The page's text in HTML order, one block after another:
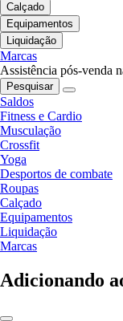
Calçado
Equipamentos
Liquidação
Marcas
Assistência pós-venda
Pesquisar
Saldos
Fitness e Cardio
Musculação
Crossfit
Yoga
Desportos de combate
Roupas
Calçado
Equipamentos
Liquidação
Marcas
Adicionando